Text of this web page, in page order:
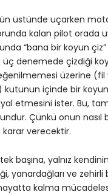
üstünde uçarken
kalan pilot orada
“bana bir koyun
üç denemede çizdiği
üzerine
kutunun içinde bir
etmesini ister. Bu,
Çünkü onun nasıl
verecektir.
başına, yalnız
yanardağları ve zehirli
kalma